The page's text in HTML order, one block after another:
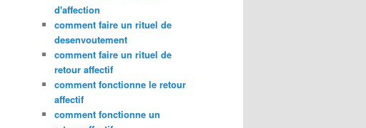
d'affection
comment faire un rituel de
desenvoutement
comment faire un rituel de
retour affectif
comment fonctionne le retour
affectif
comment fonctionne un